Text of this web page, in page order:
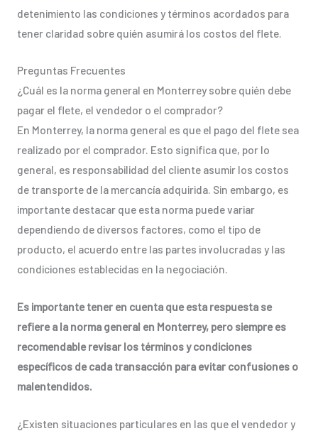
detenimiento las condiciones y términos acordados para
tener claridad sobre quién asumirá los costos del flete.
Preguntas Frecuentes
¿Cuál es la norma general en Monterrey sobre quién debe
pagar el flete, el vendedor o el comprador?
En Monterrey, la norma general es que el pago del flete sea
realizado por el comprador. Esto significa que, por lo
general, es responsabilidad del cliente asumir los costos
de transporte de la mercancía adquirida. Sin embargo, es
importante destacar que esta norma puede variar
dependiendo de diversos factores, como el tipo de
producto, el acuerdo entre las partes involucradas y las
condiciones establecidas en la negociación.
Es importante tener en cuenta que esta respuesta se
refiere a la norma general en Monterrey, pero siempre es
recomendable revisar los términos y condiciones
específicos de cada transacción para evitar confusiones o
malentendidos.
¿Existen situaciones particulares en las que el vendedor y